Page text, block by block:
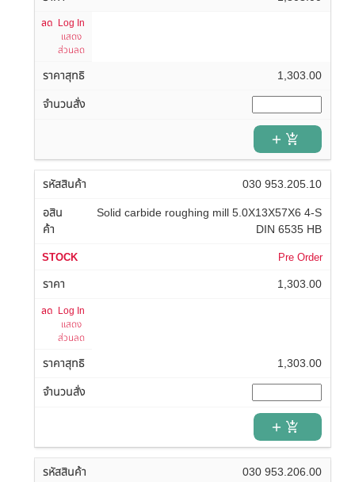
Log In
แสดง
ส่วนลด
1,303.00
add_shopping_cart
030 953.205.10
Solid carbide roughing mill 5.0X13X57X6 4-S
DIN 6535 HB
Pre Order
1,303.00
Log In
แสดง
ส่วนลด
1,303.00
add_shopping_cart
030 953.206.00